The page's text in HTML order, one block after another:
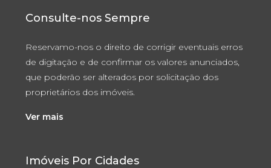
Consulte-nos Sempre
Reservamo-nos o direito de corrigir eventuais erros
de digitação e de confirmar os valores anunciados,
que poderão ser alterados por solicitação dos
proprietários dos imóveis.
Ver mais
Imóveis Por Cidades